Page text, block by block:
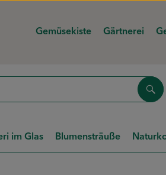
Gemüsekiste Gärtnerei
im Glas Blumensträuße